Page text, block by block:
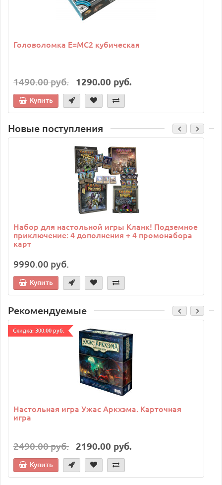
Головоломка E=MC2 кубическая
1490.00 руб. 1290.00 руб.
Купить
Новые поступления
Набор для настольной игры Кланк! Подземное
приключение: 4 дополнения + 4 промонабора
карт
9990.00 руб.
Купить
Рекомендуемые
Cкидка: 300.00 руб.
Настольная игра Ужас Аркхэма. Карточная
игра
2490.00 руб. 2190.00 руб.
Купить